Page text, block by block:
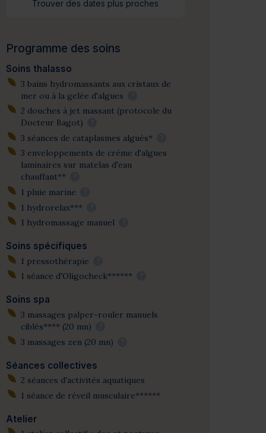
Trouver des dates plus proches
Programme des soins
Soins thalasso
3 bains hydromassants aux cristaux de
mer ou à la gelée d'algues
2 douches à jet massant (protocole du
Docteur Bagot)
3 séances de cataplasmes algués*
3 enveloppements de crème d'algues
laminaires sur matelas d'eau
chauffant**
1 pluie marine
1 hydrorelax***
1 hydromassage manuel
Soins spécifiques
1 pressothérapie
1 séance d'Oligocheck******
Soins spa
3 massages palper-rouler manuels
ciblés**** (20 mn)
3 massages zen (20 mn)
Séances collectives
2 séances d'activités aquatiques
1 séance de réveil musculaire******
Atelier